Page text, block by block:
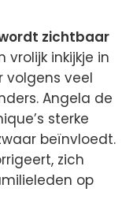
zichtbaar
inkijkje in
volgens veel
Angela de
sterke
beïnvloedt.
zich
op